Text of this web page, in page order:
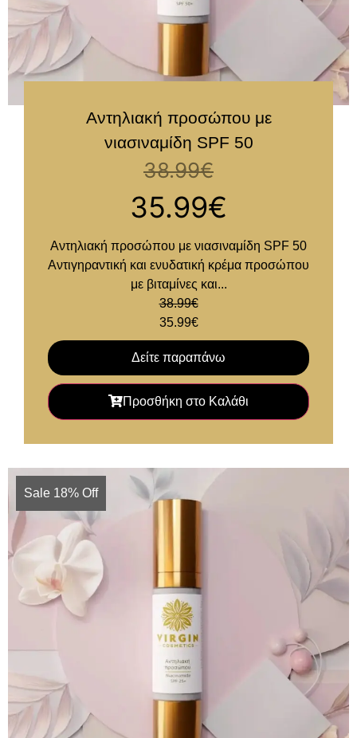
Αντηλιακή προσώπου με
νιασιναμίδη SPF 50
38.99€
35.99€
Αντηλιακή προσώπου με νιασιναμίδη SPF 50
Αντιγηραντική και ενυδατική κρέμα προσώπου
με βιταμίνες και...
38.99€
35.99€
Δείτε παραπάνω
Προσθήκη στο Καλάθι
Sale 18% Off